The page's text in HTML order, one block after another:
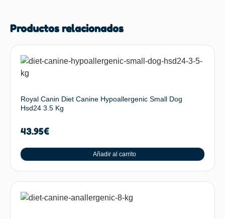
Productos relacionados
Royal Canin Diet Canine Hypoallergenic Small Dog
Hsd24 3.5 Kg
43.95€
Añadir al carrito